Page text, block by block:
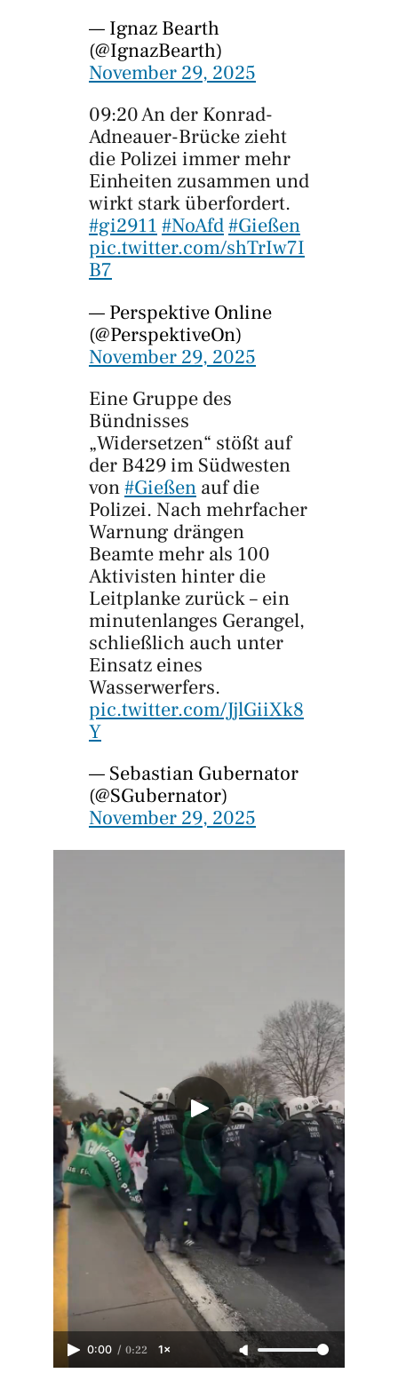
— Ignaz Bearth
(@IgnazBearth)
November 29, 2025
09:20 An der Konrad-
Adneauer-Brücke zieht
die Polizei immer mehr
Einheiten zusammen und
wirkt stark überfordert.
#gi2911 #NoAfd#Gießen
pic.twitter.com/shTrIw7I
B7
— Perspektive Online
(@PerspektiveOn)
November 29, 2025
Eine Gruppe des
Bündnisses
„Widersetzen“ stößt auf
der B429 im Südwesten
von#Gießen auf die
Polizei. Nach mehrfacher
Warnung drängen
Beamte mehr als 100
Aktivisten hinter die
Leitplanke zurück – ein
minutenlanges Gerangel,
schließlich auch unter
Einsatz eines
Wasserwerfers.
pic.twitter.com/JjlGiiXk8
Y
— Sebastian Gubernator
(@SGubernator)
November 29, 2025
0:00 / 0:22 1×